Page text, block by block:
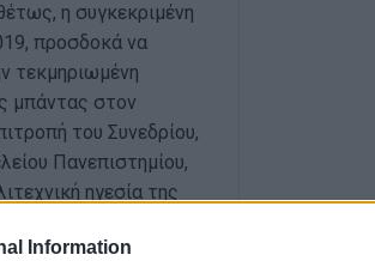
Information
η συγκεκριμένη
προσδοκά να
τεκμηριωμένη
μπάντας στον
του Συνεδρίου,
Πανεπιστημίου,
ηγεσία της